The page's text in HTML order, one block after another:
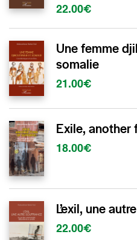
22.00€
Une femme
somalie
21.00€
Exile,
18.00€
L’exil, une
22.00€